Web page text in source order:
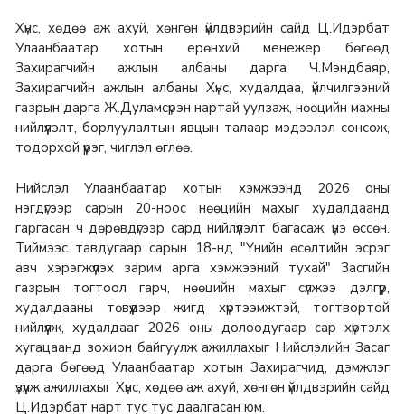
Хүнс, хөдөө аж ахуй, хөнгөн үйлдвэрийн сайд Ц.Идэрбат
Улаанбаатар хотын ерөнхий менежер бөгөөд
Захирагчийн ажлын албаны дарга Ч.Мэндбаяр,
Захирагчийн ажлын албаны Хүнс, худалдаа, үйлчилгээний
газрын дарга Ж.Дуламсүрэн нартай уулзаж, нөөцийн махны
нийлүүлэлт, борлуулалтын явцын талаар мэдээлэл сонсож,
тодорхой үүрэг, чиглэл өглөө.
Нийслэл Улаанбаатар хотын хэмжээнд 2026 оны
нэгдүгээр сарын 20-ноос нөөцийн махыг худалдаанд
гаргасан ч дөрөвдүгээр сард нийлүүлэлт багасаж, үнэ өссөн.
Тиймээс тавдугаар сарын 18-нд "Үнийн өсөлтийн эсрэг
авч хэрэгжүүлэх зарим арга хэмжээний тухай" Засгийн
газрын тогтоол гарч, нөөцийн махыг сүлжээ дэлгүүр,
худалдааны төвүүдээр жигд хүртээмжтэй, тогтвортой
нийлүүлж, худалдааг 2026 оны долоодугаар сар хүртэлх
хугацаанд зохион байгуулж ажиллахыг Нийслэлийн Засаг
дарга бөгөөд Улаанбаатар хотын Захирагчид, дэмжлэг
үзүүлж ажиллахыг Хүнс, хөдөө аж ахуй, хөнгөн үйлдвэрийн сайд
Ц.Идэрбат нарт тус тус даалгасан юм.